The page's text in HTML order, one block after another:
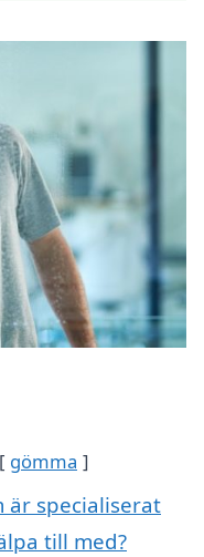
gömma
är specialiserat
till med?